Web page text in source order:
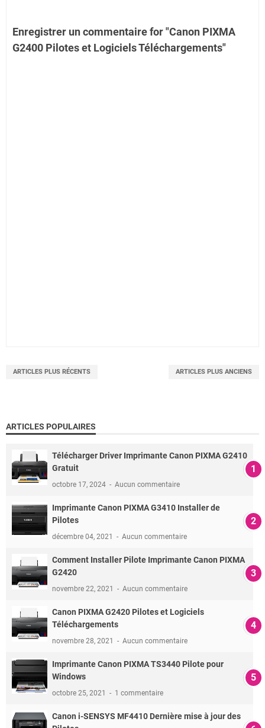
Enregistrer un commentaire for "Canon PIXMA
G2400 Pilotes et Logiciels Téléchargements"
ARTICLES PLUS RÉCENTS ARTICLES PLUS ANCIENS
ARTICLES POPULAIRES
Télécharger Driver Imprimante Canon PIXMA G2410
Gratuit
octobre 17, 2024 Aucun commentaire
Imprimante Canon PIXMA G3410 Installer de
Pilotes
décembre 04, 2021 Aucun commentaire
Comment Installer Pilote Imprimante Canon PIXMA
G2420
novembre 22, 2021 Aucun commentaire
Canon PIXMA G2420 Pilotes et Logiciels
Téléchargements
novembre 28, 2021 Aucun commentaire
Imprimante Canon PIXMA TS3440 Pilote pour
Windows
octobre 25, 2021 1 commentaire
Canon i-SENSYS MF4410 Dernière mise à jour des